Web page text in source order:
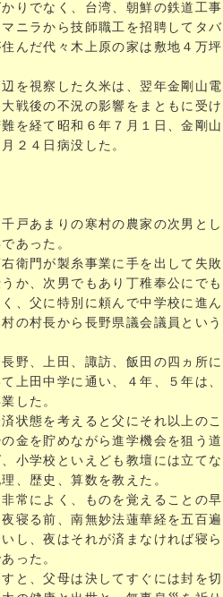
りでなく、台湾、朝鮮の鉄道工
ニラから技師職工を招聘してタ
んだ代々木上原の家は敷地４万
を視察した久米は、翌年金剛山
戦後の不況の影響をまともに受
を経て昭和６年７月１日、金剛
２４日病没した。
戸あまりの寒村の農家の次男と
あった。
衛門が製糸事業に手を出して失
か、次男でもあり丁稚奉公にで
、父に特別に頼んで中学校に進ん
の村長から長野県議会議員とい
野、上田、諏訪、飯田の四ヵ所
上田中学に通い、４年、５年は
した。
状態を考えると父にそれ以上の
金を貯めながら進学機会を狙う道
小学校といえども教壇には立て
、歴史、算数を教えた。
常によく、ものを覚えることの
寝る前、南無妙法蓮華経を五百
し、夜はそれが済まなければ寝
った。
と、父母は決してすぐには封を